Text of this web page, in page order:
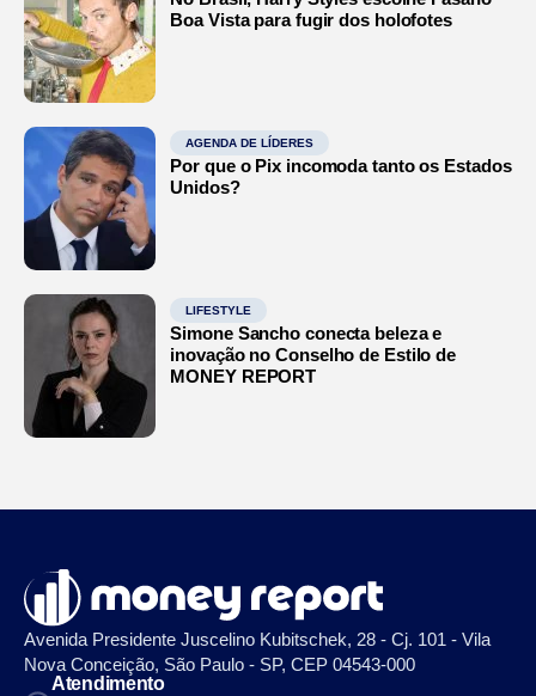
Boa Vista para fugir dos holofotes
AGENDA DE LÍDERES
Por que o Pix incomoda tanto os Estados
Unidos?
LIFESTYLE
Simone Sancho conecta beleza e
inovação no Conselho de Estilo de
MONEY REPORT
Avenida Presidente Juscelino Kubitschek, 28 - Cj. 101 - Vila
Nova Conceição, São Paulo - SP, CEP 04543-000
Atendimento